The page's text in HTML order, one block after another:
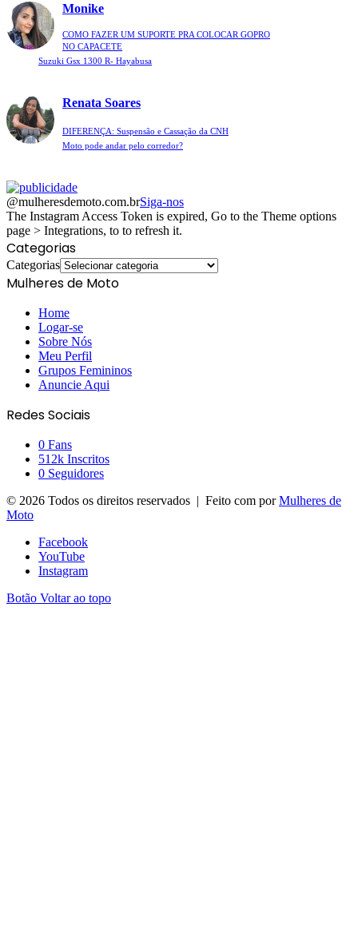
Monike
COMO FAZER UM SUPORTE PRA COLOCAR GOPRO
NO CAPACETE
Suzuki Gsx 1300 R- Hayabusa
Renata Soares
DIFERENÇA: Suspensão e Cassação da CNH
Moto pode andar pelo corredor?
@mulheresdemoto.com.brSiga-nos
The Instagram Access Token is expired, Go to the Theme options
page > Integrations, to to refresh it.
Categorias
Categorias
Mulheres de Moto
Home
Logar-se
Sobre Nós
Meu Perfil
Grupos Femininos
Anuncie Aqui
Redes Sociais
0 Fans
512k Inscritos
0 Seguidores
© 2026 Todos os direitos reservados | Feito com porMulheres de
Moto
Facebook
YouTube
Instagram
Botão Voltar ao topo